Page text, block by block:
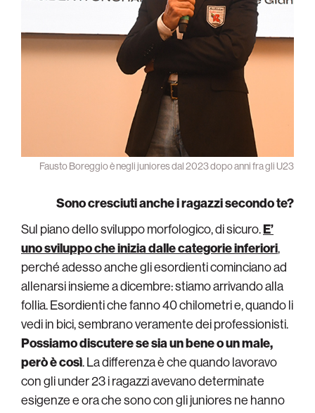
Fausto Boreggio è negli juniores dal 2023 dopo anni fra gli U23
Sono cresciuti anche i ragazzi secondo te?
Sul piano dello sviluppo morfologico, di sicuro.E’
uno sviluppo che inizia dalle categorie inferiori,
perché adesso anche gli esordienti cominciano ad
allenarsi insieme a dicembre: stiamo arrivando alla
follia. Esordienti che fanno 40 chilometri e, quando li
vedi in bici, sembrano veramente dei professionisti.
Possiamo discutere se sia un bene o un male,
però è così. La differenza è che quando lavoravo
con gli under 23 i ragazzi avevano determinate
esigenze e ora che sono con gli juniores ne hanno